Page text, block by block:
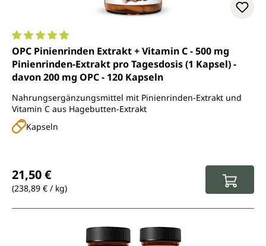
Durchschnittliche Bewertung von 4.9 von 5 Sternen
OPC Pinienrinden Extrakt + Vitamin C - 500 mg
Pinienrinden-Extrakt pro Tagesdosis (1 Kapsel) -
davon 200 mg OPC - 120 Kapseln
Nahrungsergänzungsmittel mit Pinienrinden-Extrakt und
Vitamin C aus Hagebutten-Extrakt
Kapseln
21,50 €
(238,89 € / kg)